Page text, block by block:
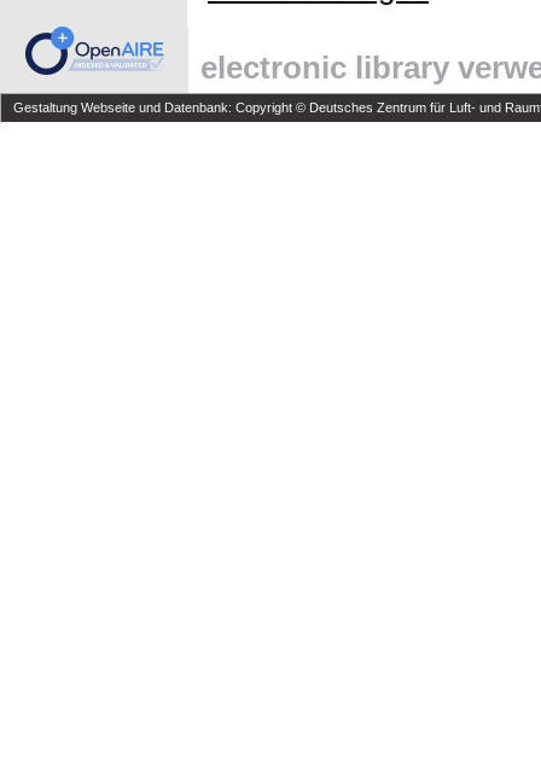
electronic library
Gestaltung Webseite und Datenbank: Copyright © Deutsches Zentrum für Luft- und